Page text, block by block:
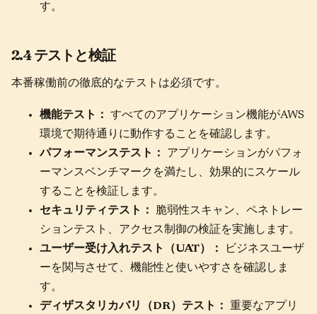
す。
2.4 テストと検証
本番稼働前の徹底的なテストは必須です。
機能テスト：
すべてのアプリケーション機能がAWS
環境で期待通りに動作することを確認します。
パフォーマンステスト：
アプリケーションがパフォ
ーマンスベンチマークを満たし、効果的にスケール
することを検証します。
セキュリティテスト：
脆弱性スキャン、ペネトレー
ションテスト、アクセス制御の検証を実施します。
ユーザー受け入れテスト（UAT）：
ビジネスユーザ
ーを関与させて、機能性と使いやすさを確認しま
す。
ディザスタリカバリ（DR）テスト：
重要なアプリ